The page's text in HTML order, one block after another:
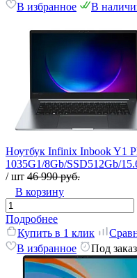
В избранное
В
Ноутбук Infinix Inbook Y1
1035G1/8Gb/SSD512Gb/
/ шт 46 990 руб.
В корзину
Подробнее
Купить в 1 клик
В избранное
Под заказ